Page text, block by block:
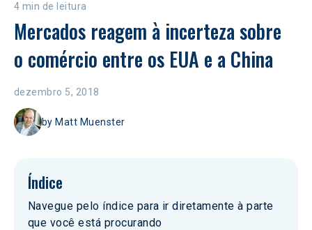
4 min de leitura
Mercados reagem à incerteza sobre
o comércio entre os EUA e a China
dezembro 5, 2018
by Matt Muenster
Índice
Navegue pelo índice para ir diretamente à parte
que você está procurando